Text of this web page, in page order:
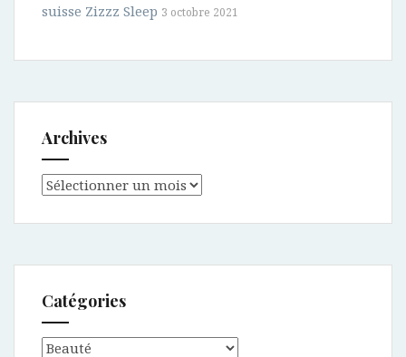
suisse Zizzz Sleep 3 octobre 2021
Archives
Archives
Catégories
Catégories